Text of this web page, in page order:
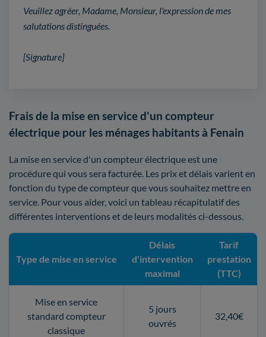
Veuillez agréer, Madame, Monsieur, l'expression de mes
salutations distinguées.
[Signature]
Frais de la mise en service d'un compteur
électrique pour les ménages habitants à Fenain
La mise en service d'un compteur électrique est une
procédure qui vous sera facturée. Les prix et délais varient en
fonction du type de compteur que vous souhaitez mettre en
service. Pour vous aider, voici un tableau récapitulatif des
différentes interventions et de leurs modalités ci-dessous.
Type de mise en service
Délais
d'intervention
maximal
Tarif
prestation
(TTC)
Mise en service
standard compteur
classique
5 jours
ouvrés
32,40€